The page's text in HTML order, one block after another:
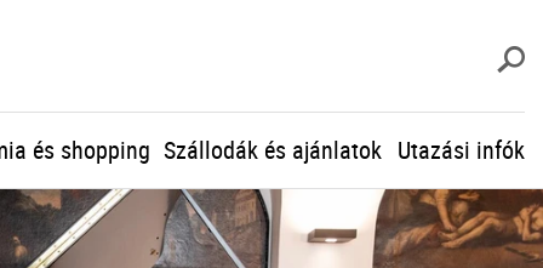
és shopping Szállodák és ajánlatok Utazási infók